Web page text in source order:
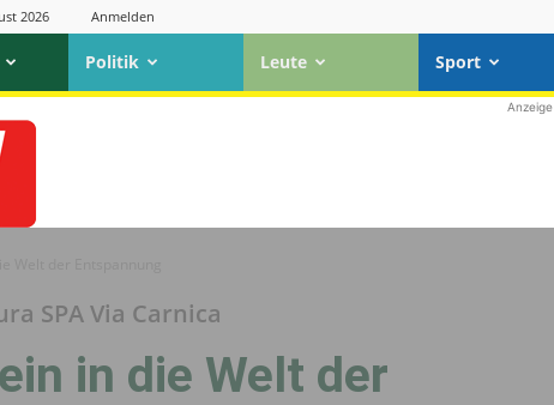
2026 Anmelden
Politik Leute Sport
Anzeige
SPA Via Carnica
in die Welt der